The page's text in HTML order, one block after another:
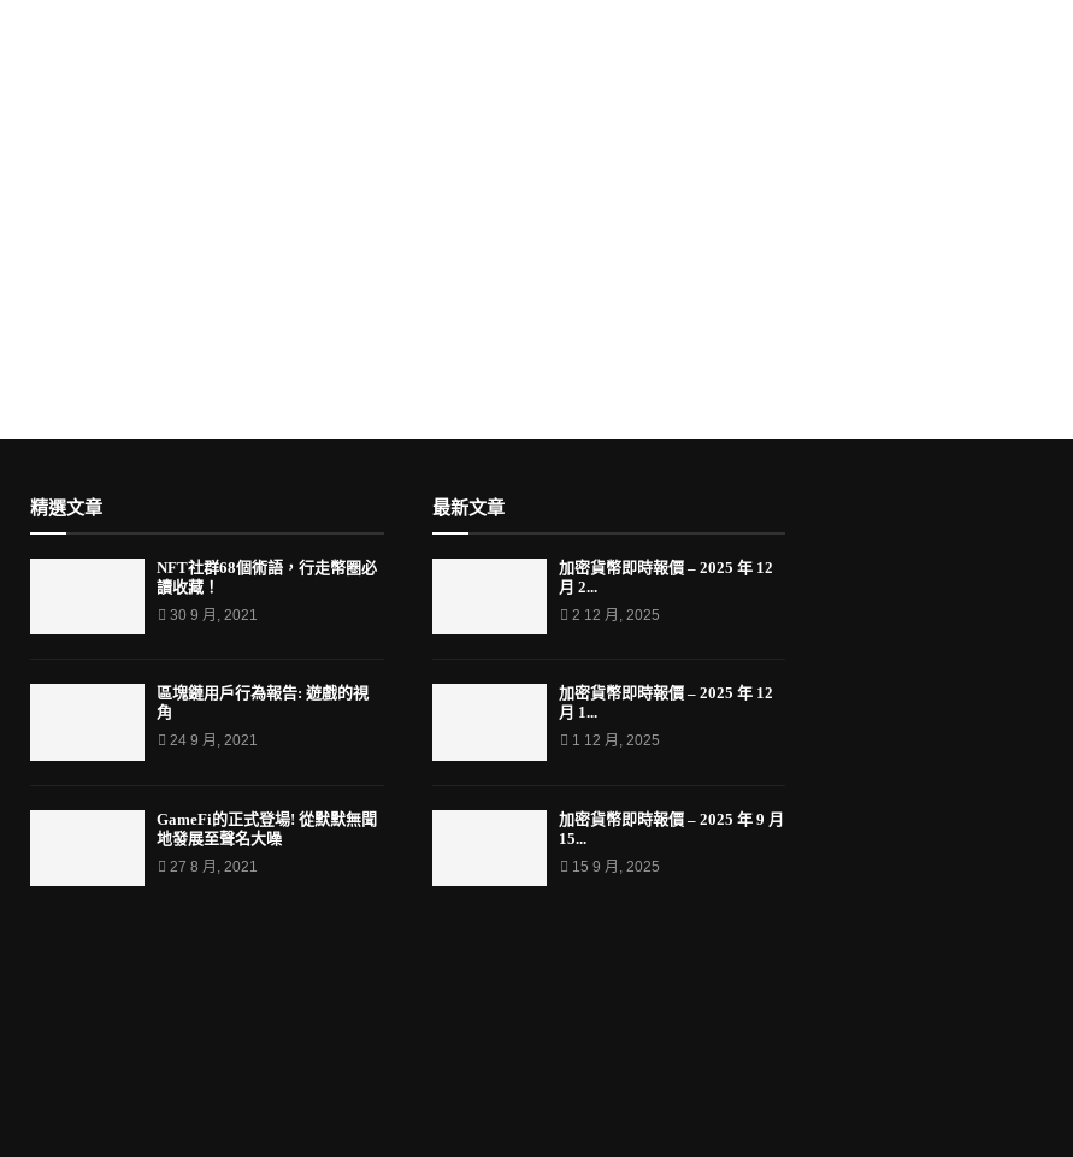
精選文章
NFT社群68個術語，行走幣圈必
讀收藏！
30 9 月, 2021
區塊鏈用戶行為報告: 遊戲的視
角
24 9 月, 2021
GameFi的正式登場! 從默默無聞
地發展至聲名大噪
27 8 月, 2021
最新文章
加密貨幣即時報價 – 2025 年 12
月 2...
2 12 月, 2025
加密貨幣即時報價 – 2025 年 12
月 1...
1 12 月, 2025
加密貨幣即時報價 – 2025 年 9 月
15...
15 9 月, 2025